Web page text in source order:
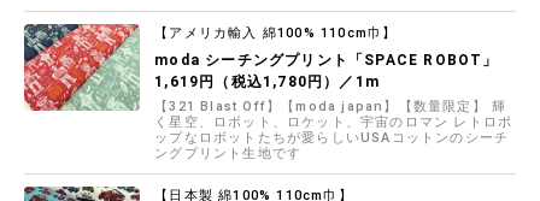
【アメリカ輸入 綿100% 110cm巾】
moda シーチングプリント「SPACE ROBOT」
1,619円（税込1,780円）／1m
【321 Blast Off】【moda japan】【数量限定】 輝
く星空、ロボット、ロケット、宇宙のロマン レトロポ
ップなロボットたちが愛らしいUSAコットンのシーチ
ングプリント生地です
【日本製 綿100% 110cm巾】